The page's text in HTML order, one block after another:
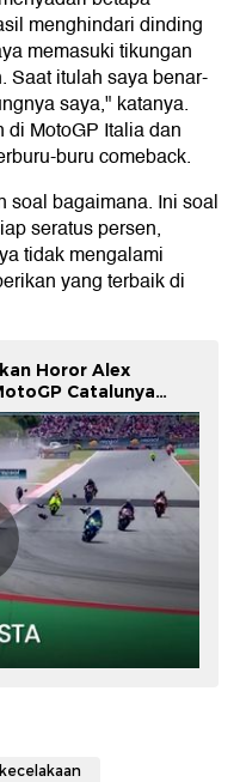
menghindari dinding
memasuki tikungan
Saat itulah saya benar-
saya," katanya.
MotoGP Italia dan
buru comeback.
soal bagaimana. Ini soal
seratus persen,
tidak mengalami
yang terbaik di
Horor Alex
Catalunya